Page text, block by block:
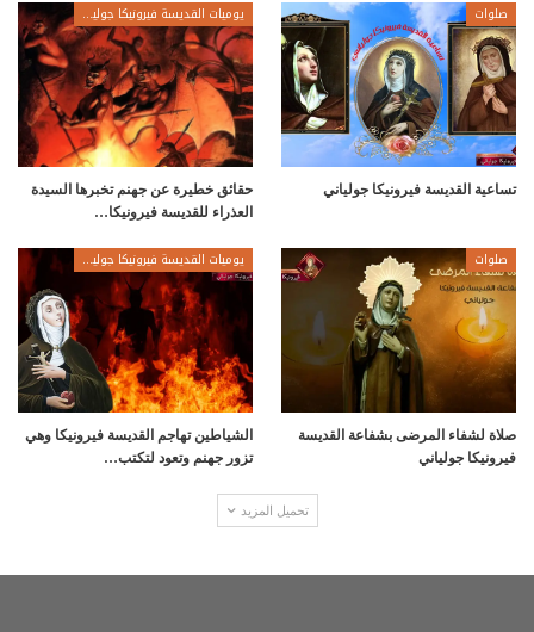
صلوات
تساعية القديسة فيرونيكا جولياني
يوميات القديسة فيرونيكا جولياني
حقائق خطيرة عن جهنم تخبرها السيدة
العذراء للقديسة فيرونيكا…
صلوات
صلاة لشفاء المرضى بشفاعة القديسة
فيرونيكا جولياني
يوميات القديسة فيرونيكا جولياني
الشياطين تهاجم القديسة فيرونيكا وهي
تزور جهنم وتعود لتكتب…
تحميل المزيد